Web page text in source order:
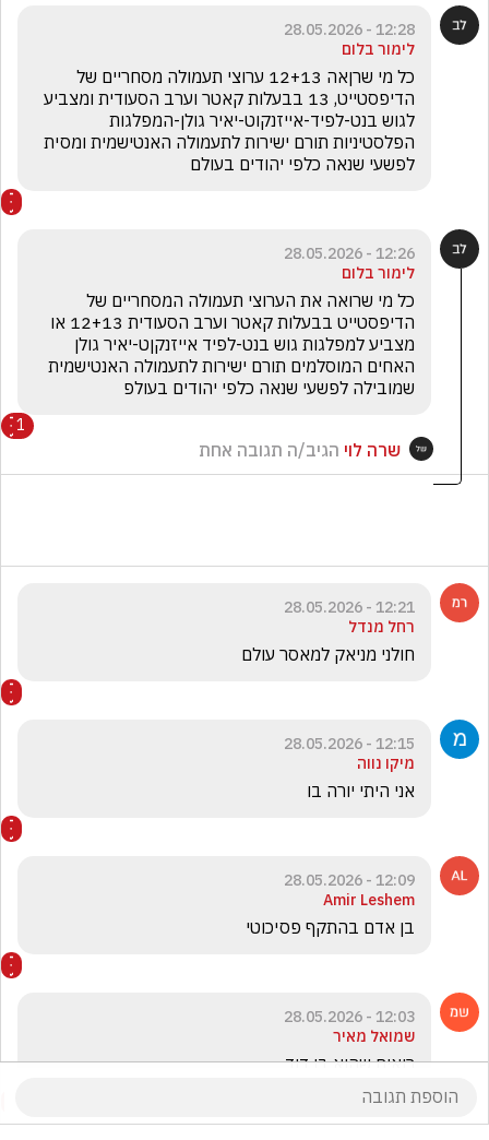
12:28 - 28.05.2026
לימור בלום
לפשעי שנאה כלפי יהודים בעולם
12:26 - 28.05.2026
לימור בלום
שמובילה לפשעי שנאה כלפי יהודים בעולפ
1
שרה לוי הגיב/ה תגובה אחת
12:21 - 28.05.2026
רחל מנדל
חולני מניאק למאסר עולם
12:15 - 28.05.2026
מיקו נווה
אני היתי יורה בו
12:09 - 28.05.2026
Amir Leshem
בן אדם בהתקף פסיכוטי
12:03 - 28.05.2026
שמואל מאיר
רואים שהוא בן דוד